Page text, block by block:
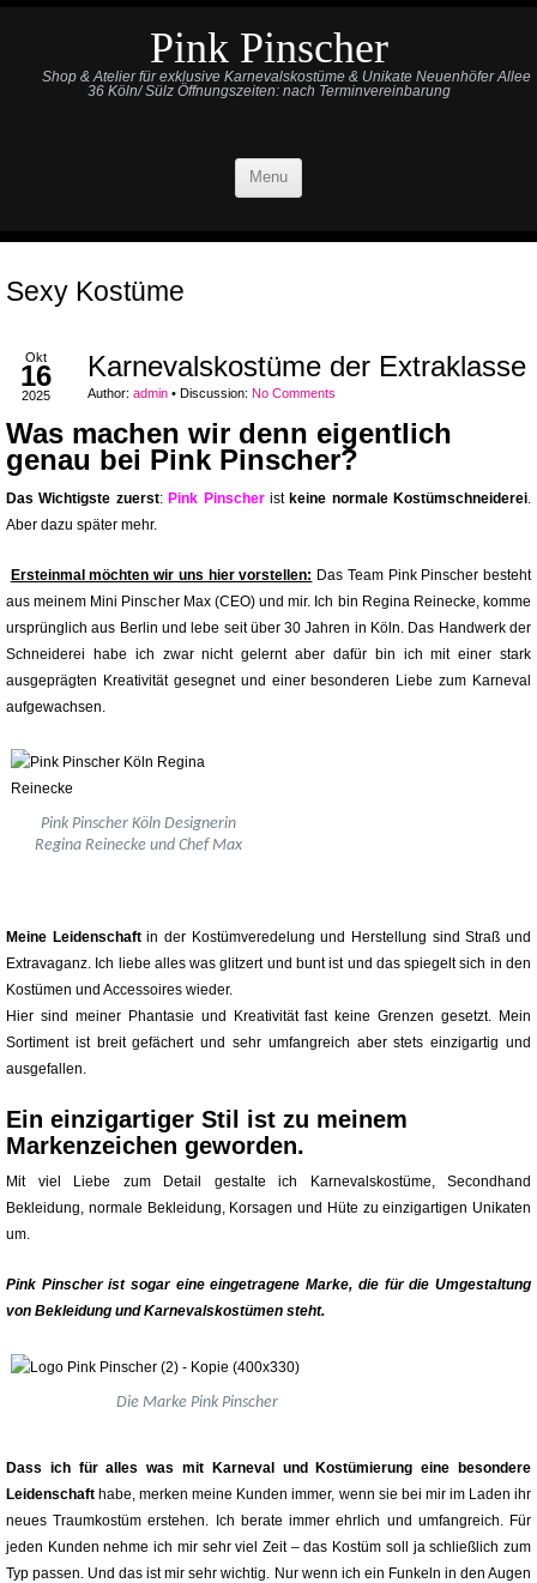
Pink Pinscher
Shop & Atelier für exklusive Karnevalskostüme & Unikate Neuenhöfer Allee
36 Köln/ Sülz Öffnungszeiten: nach Terminvereinbarung
Menu
Sexy Kostüme
Okt
16
2025
Karnevalskostüme der Extraklasse
Author: admin • Discussion: No Comments
Was machen wir denn eigentlich
genau bei Pink Pinscher?
Das Wichtigste zuerst:Pink Pinscheristkeine normale Kostümschneiderei
Aber dazu später mehr.
Ersteinmal möchten wir uns hier vorstellen: Das Team Pink Pinscher besteht
aus meinem Mini Pinscher Max (CEO) und mir. Ich bin Regina Reinecke, komme
ursprünglich aus Berlin und lebe seit über 30 Jahren in Köln. Das Handwerk der
Schneiderei habe ich zwar nicht gelernt aber dafür bin ich mit einer stark
ausgeprägten Kreativität gesegnet und einer besonderen Liebe zum Karneval
aufgewachsen.
Pink Pinscher Köln Designerin
Regina Reinecke und Chef Max
Meine Leidenschaftin der Kostümveredelung und Herstellung sind Straß und
Extravaganz. Ich liebe alles was glitzert und bunt ist und das spiegelt sich in den
Kostümen und Accessoires wieder.
Hier sind meiner Phantasie und Kreativität fast keine Grenzen gesetzt. Mein
Sortiment ist breit gefächert und sehr umfangreich aber stets einzigartig und
ausgefallen.
Ein einzigartiger Stil ist zu meinem
Markenzeichen geworden.
Mit viel Liebe zum Detail gestalte ich Karnevalskostüme, Secondhand
Bekleidung, normale Bekleidung, Korsagen und Hüte zu einzigartigen Unikaten
um.
Pink Pinscher ist sogar eine eingetragene Marke, die für die Umgestaltung
von Bekleidung undKarnevalskostümen steht.
Die Marke Pink Pinscher
Dass ich für alles was mit Karneval und Kostümierung eine besondere
Leidenschaft habe, merken meine Kunden immer, wenn sie bei mir im Laden ihr
neues Traumkostüm erstehen. Ich berate immer ehrlich und umfangreich. Für
jeden Kunden nehme ich mir sehr viel Zeit – das Kostüm soll ja schließlich zum
Typ passen. Und das ist mir sehr wichtig. Nur wenn ich ein Funkeln in den Augen